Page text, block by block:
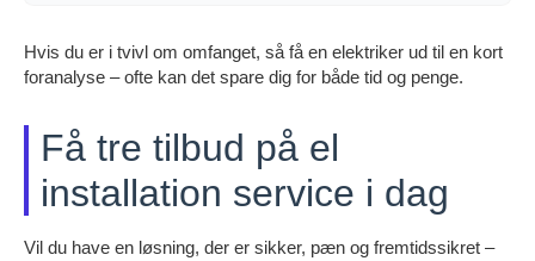
Hvis du er i tvivl om omfanget, så få en elektriker ud til en kort
foranalyse – ofte kan det spare dig for både tid og penge.
Få tre tilbud på el
installation service i dag
Vil du have en løsning, der er sikker, pæn og fremtidssikret –